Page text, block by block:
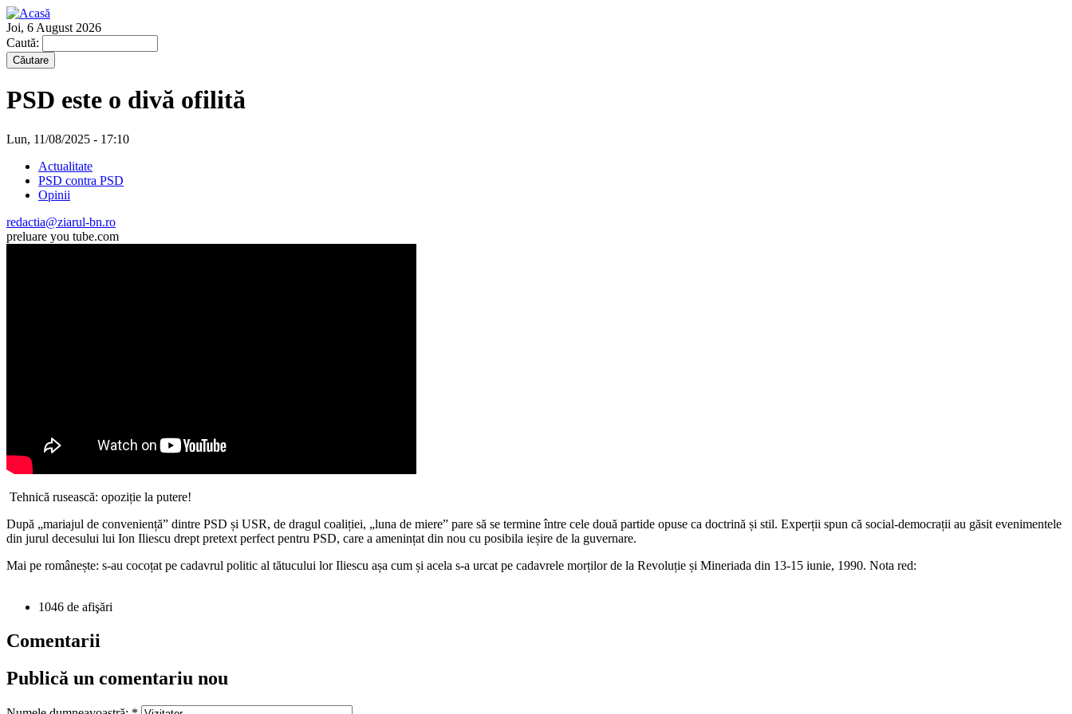
Joi, 6 August 2026
Caută:
PSD este o divă ofilită
Lun, 11/08/2025 - 17:10
Actualitate
PSD contra PSD
Opinii
redactia@ziarul-bn.ro
preluare you tube.com
Tehnică rusească: opoziție la putere!
După „mariajul de conveniență” dintre PSD și USR, de dragul coaliției, „luna de miere” pare să se termine între cele două partide opuse ca doctrină și stil. Experții spun că social-democrații au găsit evenimentele
din jurul decesului lui Ion Iliescu drept pretext perfect pentru PSD, care a amenințat din nou cu posibila ieșire de la guvernare.
Mai pe românește: s-au cocoțat pe cadavrul politic al tătucului lor Iliescu așa cum și acela s-a urcat pe cadavrele morților de la Revoluție și Mineriada din 13-15 iunie, 1990. Nota red:
1046 de afişări
Comentarii
Publică un comentariu nou